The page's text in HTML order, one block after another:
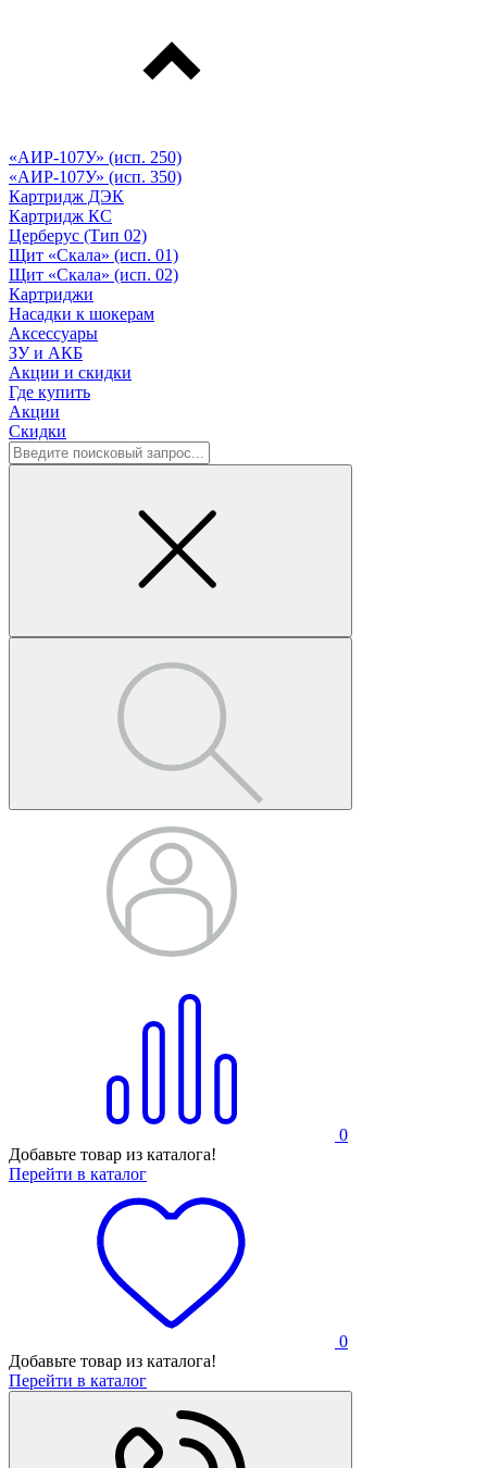
«АИР-107У» (исп. 250)
«АИР-107У» (исп. 350)
Картридж ДЭК
Картридж КС
Церберус (Тип 02)
Щит «Скала» (исп. 01)
Щит «Скала» (исп. 02)
Картриджи
Насадки к шокерам
Аксессуары
ЗУ и АКБ
Акции и скидки
Где купить
Акции
Скидки
0
Добавьте товар из каталога!
Перейти в каталог
0
Добавьте товар из каталога!
Перейти в каталог